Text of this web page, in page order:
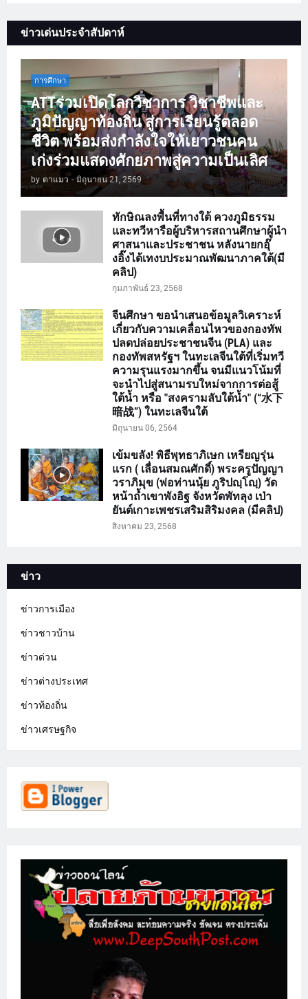
ข่าวเด่นประจำสัปดาห์
การศึกษา
ATTร่วมเปิดโลกวิชาการ วิชาชีพและ
ภูมิปัญญาท้องถิ่น สู่การเรียนรู้ตลอด
ชีวิต พร้อมส่งกำลังใจให้เยาวชนคน
เก่งร่วมแสดงศักยภาพสู่ความเป็นเลิศ
by ตาแมว - มิถุนายน 21, 2569
ทักษิณลงพื้นที่ทางใต้ ควงภูมิธรรม
และทวีหารือผู้บริหารสถานศึกษาผู้นำ
ศาสนาและประชาชน หลังนายกอุ๊
งอิ๊งได้เทงบประมาณพัฒนาภาคใต้(มี
คลิป)
กุมภาพันธ์ 23, 2568
จีนศึกษา ขอนำเสนอข้อมูลวิเคราะห์
เกี่ยวกับความเคลื่อนไหวของกองทัพ
ปลดปล่อยประชาชนจีน (PLA) และ
กองทัพสหรัฐฯ ในทะเลจีนใต้ที่เริ่มทวี
ความรุนแรงมากขึ้น จนมีแนวโน้มที่
จะนำไปสู่สนามรบใหม่จากการต่อสู้
ใต้น้ำ หรือ "สงครามลับใต้น้ำ" (“水下
暗战”) ในทะเลจีนใต้
มิถุนายน 06, 2564
เข้มขลัง! พิธีพุทธาภิเษก เหรียญรุ่น
แรก ( เลื่อนสมณศักดิ์) พระครูปัญญา
วราภิมุข (พ่อท่านนุ้ย ภูริปญฺโญฺ) วัด
หน้าถ้ำเขาพังอิฐ จังหวัดพัทลุง เป่า
ยันต์เกาะเพชรเสริมสิริมงคล (มีคลิป)
สิงหาคม 23, 2568
ข่าว
ข่าวการเมือง
ข่าวชาวบ้าน
ข่าวด่วน
ข่าวต่างประเทศ
ข่าวท้องถิ่น
ข่าวเศรษฐกิจ